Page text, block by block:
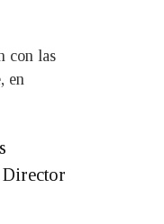
con las
en
Director